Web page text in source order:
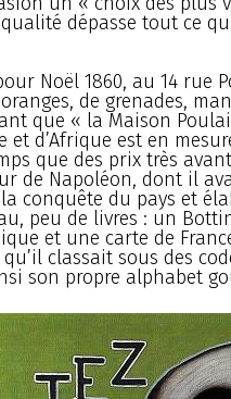
qualité dépasse tout ce
Noël 1860, au 14 rue
de grenades,
que « la Maison
et d’Afrique est en
que des prix très
de Napoléon, dont il
conquête du pays et
peu de livres : un
et une carte de
classait sous des
son propre alphabet